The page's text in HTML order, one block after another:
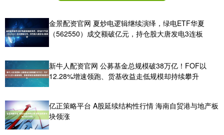
金景配资官网 夏炒电逻辑继续演绎，绿电ETF华夏
（562550）成交额破亿元，持仓股大唐发电3连板
新牛人配资官网 公募基金总规模破38万亿！FOF以
12.28%增速领跑、货基收益走低规模却持续攀升
亿正策略平台 A股延续结构性行情 海南自贸港与地产板
块领涨